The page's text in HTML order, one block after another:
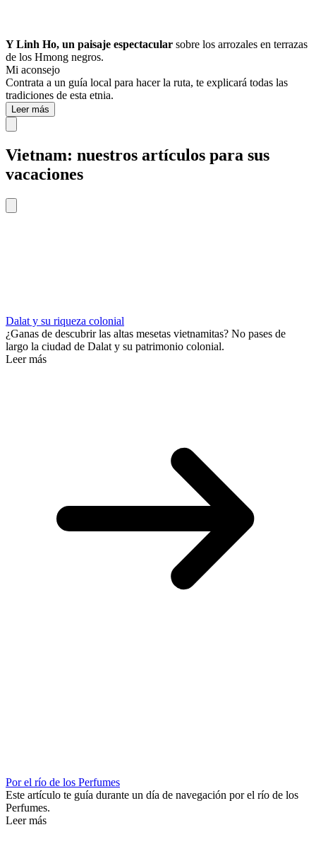
Y Linh Ho, un paisaje espectacular sobre los arrozales en terrazas
de los Hmong negros.
Mi aconsejo
Contrata a un guía local para hacer la ruta, te explicará todas las
tradiciones de esta etnia.
Leer más
Vietnam: nuestros artículos para sus
vacaciones
Dalat y su riqueza colonial
¿Ganas de descubrir las altas mesetas vietnamitas? No pases de
largo la ciudad de Dalat y su patrimonio colonial.
Leer más
Por el río de los Perfumes
Este artículo te guía durante un día de navegación por el río de los
Perfumes.
Leer más